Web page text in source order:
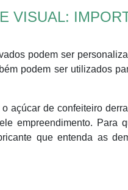
VISUAL:
podem ser
podem ser utilizados
açúcar de confeiteiro
empreendimento. Para
que entenda as